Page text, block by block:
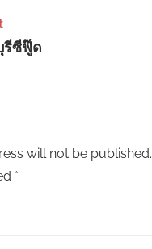
รีซีฟู๊ด
will not be published.
*